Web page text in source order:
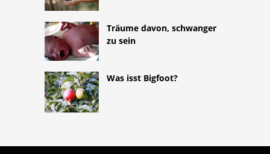
Träume davon, schwanger
zu sein
Was isst Bigfoot?